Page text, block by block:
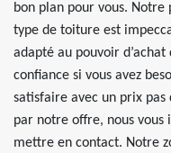
bon plan pour vous.
type de toiture est
adapté au pouvoir
confiance si vous avez
satisfaire avec un prix pas
par notre offre, nous vous
mettre en contact. Notre